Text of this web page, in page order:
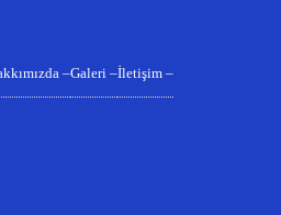
–Galeri –İletişim –